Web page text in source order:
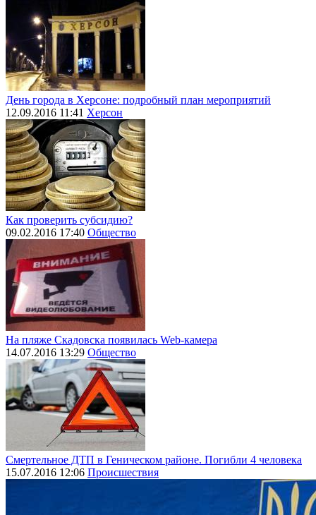
День города в Херсоне: подробный план мероприятий
12.09.2016 11:41 Херсон
Как проверить субсидию?
09.02.2016 17:40 Общество
На пляже Скадовска появилась Web-камера
14.07.2016 13:29 Общество
Смертельное ДТП в Геническом районе. Погибли 4 человека
15.07.2016 12:06 Происшествия